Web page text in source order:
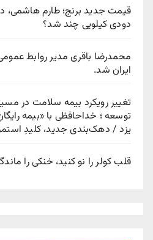
قیمت جدید برنج؛ طارم هاشمی،
دودی کیلویی چند شد؟
ایران شد.
تغییر رویکرد بیمه سلامت در
توسعه ؛ خداحافظی با «بیمه
یزد / دهک‌بندی جدید، کلیدِ
قلب کولر را نو کنید، خنکی را